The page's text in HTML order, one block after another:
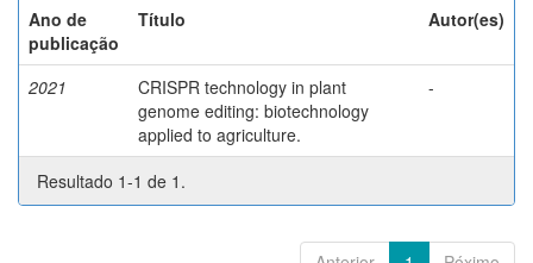
Ano de
publicação
Título Autor(es)
2021
CRISPR technology in plant
genome editing: biotechnology
applied to agriculture.
-
Resultado 1-1 de 1.